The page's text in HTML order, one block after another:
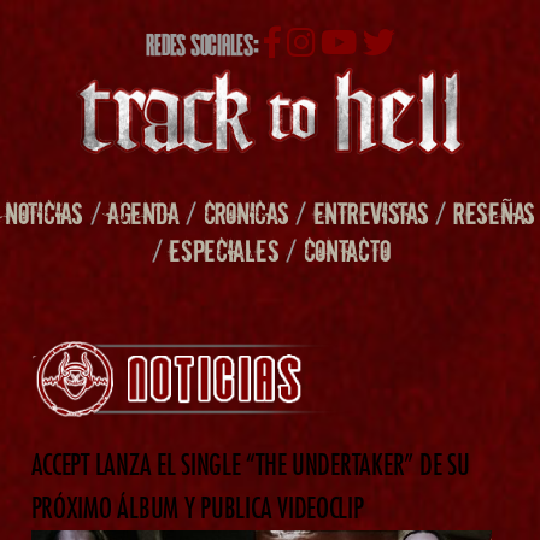
REDES SOCIALES:
NOTICIAS /AGENDA/ CRONICAS/ENTREVISTAS/RESEÑAS
/ESPECIALES/ CONTACTO
ACCEPT LANZA EL SINGLE “THE UNDERTAKER” DE SU
PRÓXIMO ÁLBUM Y PUBLICA VIDEOCLIP